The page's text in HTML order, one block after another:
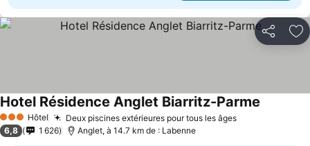
Partager
3 ÉtoilesHôtel Deux piscines extérieures pour tous les âges
Hotel Résidence Anglet Biarritz-Parme
6,8 1 626 Anglet, à 14.7 km de : Labenne